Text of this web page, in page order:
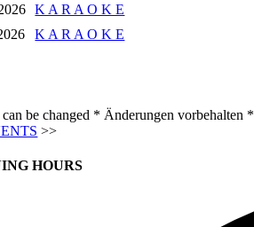
K A R A O K E
K A R A O K E
be changed * Änderungen vorbehalten *
>>
HOURS